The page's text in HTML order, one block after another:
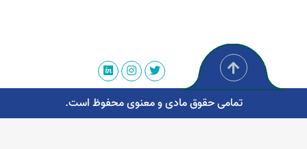
تمامی حقوق مادی و معنوی محفوظ است.